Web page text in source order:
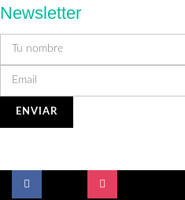
Newsletter